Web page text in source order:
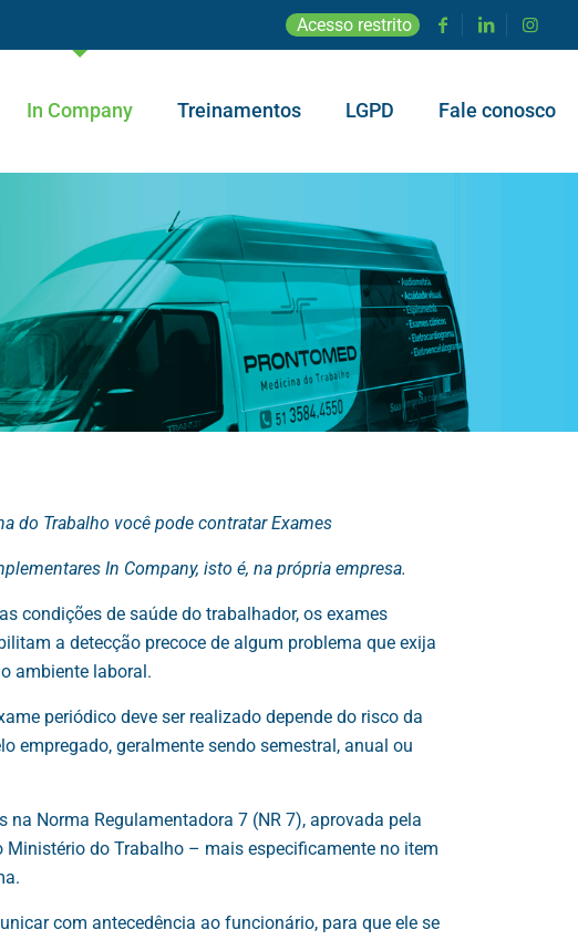
Acesso restrito
In Company Treinamentos LGPD Fale conosco
do Trabalho você pode contratar Exames
In Company, isto é, na própria empresa.
condições de saúde do trabalhador, os exames
a detecção precoce de algum problema que exija
ambiente laboral.
periódico deve ser realizado depende do risco da
empregado, geralmente sendo semestral, anual ou
na Norma Regulamentadora 7 (NR 7), aprovada pela
Ministério do Trabalho – mais especificamente no item
com antecedência ao funcionário, para que ele se